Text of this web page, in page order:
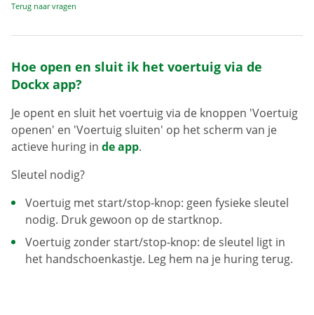
Terug naar vragen
Hoe open en sluit ik het voertuig via de
Dockx app?
Je opent en sluit het voertuig via de knoppen 'Voertuig
openen' en 'Voertuig sluiten' op het scherm van je
actieve huring in de app.
Sleutel nodig?
Voertuig met start/stop-knop: geen fysieke sleutel
nodig. Druk gewoon op de startknop.
Voertuig zonder start/stop-knop: de sleutel ligt in
het handschoenkastje. Leg hem na je huring terug.